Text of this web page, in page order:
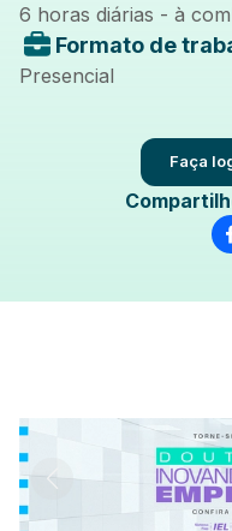
6 horas diárias - à
Formato de
Presencial
Faça